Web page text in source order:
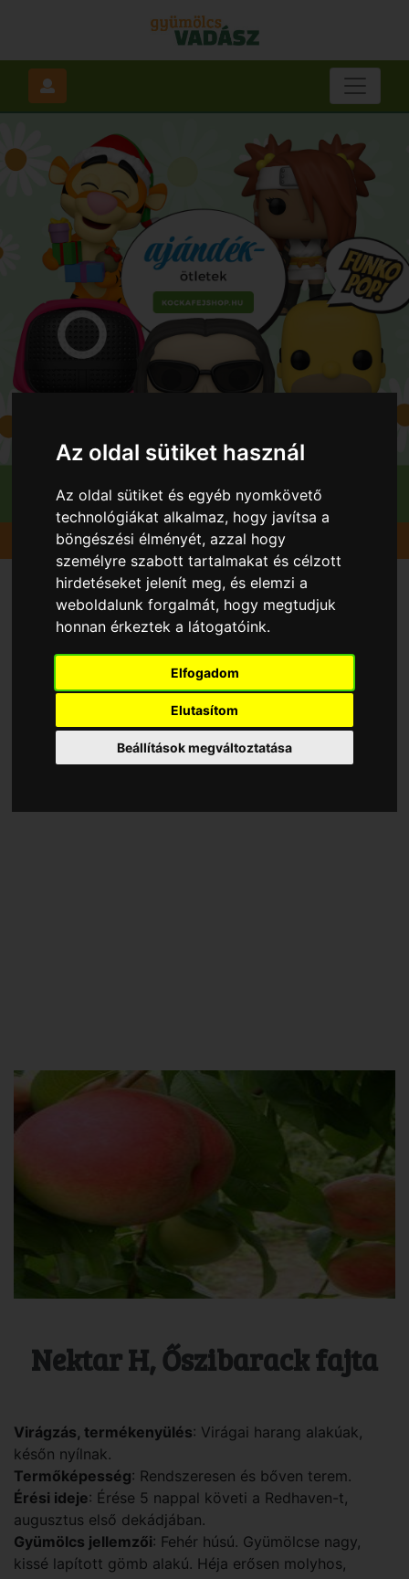
Az oldal sütiket használ
Az oldal sütiket és egyéb nyomkövető
technológiákat alkalmaz, hogy javítsa a
böngészési élményét, azzal hogy
személyre szabott tartalmakat és célzott
hirdetéseket jelenít meg, és elemzi a
weboldalunk forgalmát, hogy megtudjuk
honnan érkeztek a látogatóink.
Elfogadom
Elutasítom
Beállítások megváltoztatása
Gyümölcsök Őszibarack Nektar H
Nektar H, Őszibarack fajta
Virágzás, termékenyülés: Virágai harang alakúak,
későn nyílnak.
Termőképesség: Rendszeresen és bőven terem.
Érési ideje: Érése 5 nappal követi a Redhaven-t,
augusztus első dekádjában.
Gyümölcs jellemzői: Fehér húsú. Gyümölcse nagy,
kissé lapított gömb alakú. Héja erősen molyhos,